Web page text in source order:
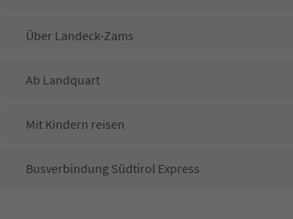
Über Landeck-Zams
Ab Landquart
Mit Kindern reisen
Busverbindung Südtirol Express